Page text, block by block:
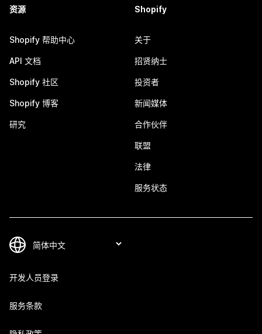
资源
Shopify 帮助中心
API 文档
Shopify 社区
Shopify 博客
研究
Shopify
关于
招贤纳士
投资者
新闻媒体
合作伙伴
联盟
法律
服务状态
开发人员登录
服务条款